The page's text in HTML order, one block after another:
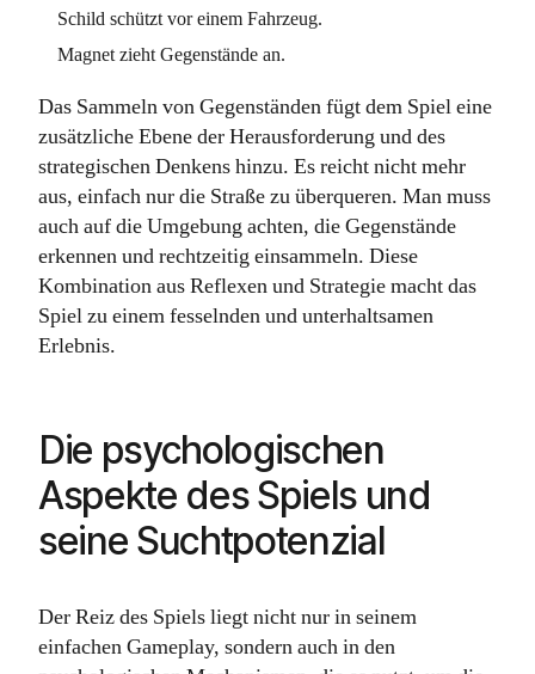
Schild schützt vor einem Fahrzeug.
Magnet zieht Gegenstände an.
Das Sammeln von Gegenständen fügt dem Spiel eine
zusätzliche Ebene der Herausforderung und des
strategischen Denkens hinzu. Es reicht nicht mehr
aus, einfach nur die Straße zu überqueren. Man muss
auch auf die Umgebung achten, die Gegenstände
erkennen und rechtzeitig einsammeln. Diese
Kombination aus Reflexen und Strategie macht das
Spiel zu einem fesselnden und unterhaltsamen
Erlebnis.
Die psychologischen
Aspekte des Spiels und
seine Suchtpotenzial
Der Reiz des Spiels liegt nicht nur in seinem
einfachen Gameplay, sondern auch in den